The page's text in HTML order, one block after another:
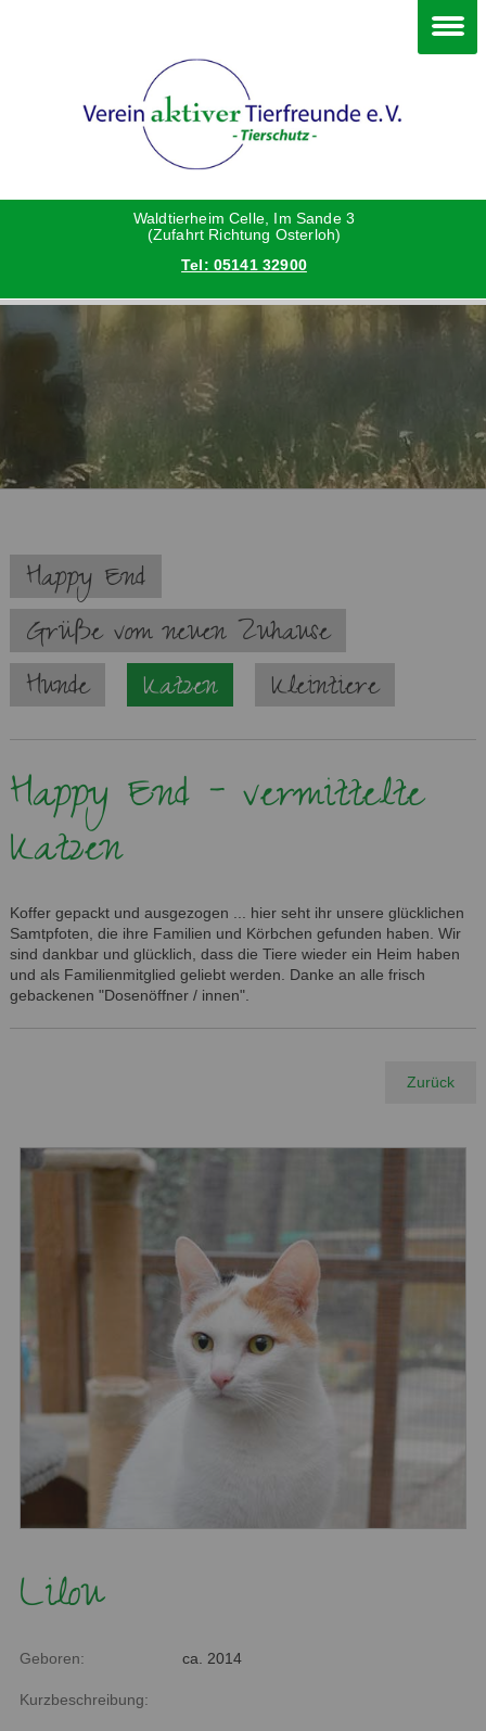
Waldtierheim Celle, Im Sande 3
(Zufahrt Richtung Osterloh)
Tel: 05141 32900
Navigation
überspringen
Happy End
Grüße vom neuen Zuhause
Hunde
Katzen Kleintiere
Happy End - vermittelte
Katzen
Koffer gepackt und ausgezogen ... hier seht ihr unsere glücklichen
Samtpfoten, die ihre Familien und Körbchen gefunden haben. Wir
sind dankbar und glücklich, dass die Tiere wieder ein Heim haben
und als Familienmitglied geliebt werden. Danke an alle frisch
gebackenen "Dosenöffner / innen".
Zurück
Lilou
Geboren: ca. 2014
Kurzbeschreibung:
Katzen
Vermittlungshilfe privat
Danke an die Helfer
Vorstand
Satzung